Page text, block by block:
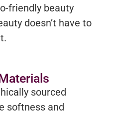
friendly beauty
doesn’t have to
sourced
softness and